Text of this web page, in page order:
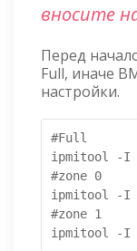
вносите
Перед
Full, иначе
настройки.
#Full
ipmitool -I
#zone 0
ipmitool -I
#zone 1
ipmitool -I